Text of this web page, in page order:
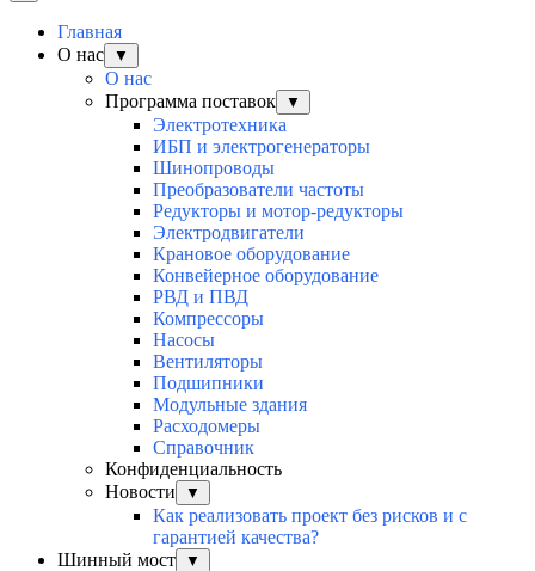
Главная
О нас
▼
О нас
Программа поставок
▼
Электротехника
ИБП и электрогенераторы
Шинопроводы
Преобразователи частоты
Редукторы и мотор-редукторы
Электродвигатели
Крановое оборудование
Конвейерное оборудование
РВД и ПВД
Компрессоры
Насосы
Вентиляторы
Подшипники
Модульные здания
Расходомеры
Справочник
Конфиденциальность
Новости
▼
Как реализовать проект без рисков и с
гарантией качества?
Шинный мост
▼